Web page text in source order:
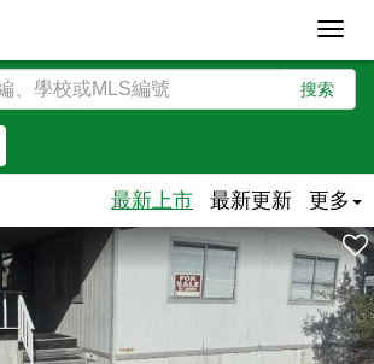
搜索
最新上市 最新更新 更多